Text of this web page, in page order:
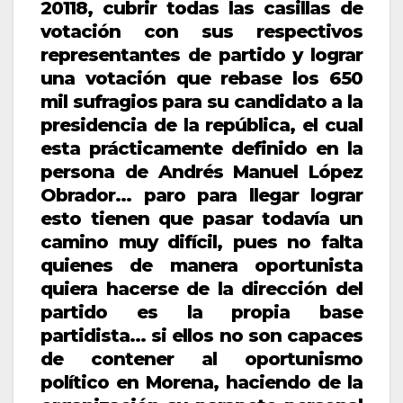
20118, cubrir todas las casillas de
votación con sus respectivos
representantes de partido y lograr
una votación que rebase los 650
mil sufragios para su candidato a la
presidencia de la república, el cual
esta prácticamente definido en la
persona de Andrés Manuel López
Obrador… paro para llegar lograr
esto tienen que pasar todavía un
camino muy difícil, pues no falta
quienes de manera oportunista
quiera hacerse de la dirección del
partido es la propia base
partidista… si ellos no son capaces
de contener al oportunismo
político en Morena, haciendo de la